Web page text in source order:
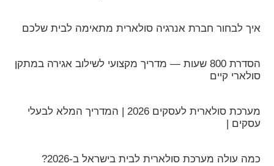
איך לבחור חברת אנרגיה סולארית מתאימה לבית שלכם
הסדרת 800 שעות — מדריך מקצועי לשילוב אגירה במתקן
סולארי קיים
מערכת סולארית לעסקים 2026 | המדריך המלא לבעלי
עסקים |
כמה עולה מערכת סולארית לבית בישראל ב-2026?